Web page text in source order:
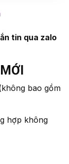
tin qua zalo
bao gồm
hợp không